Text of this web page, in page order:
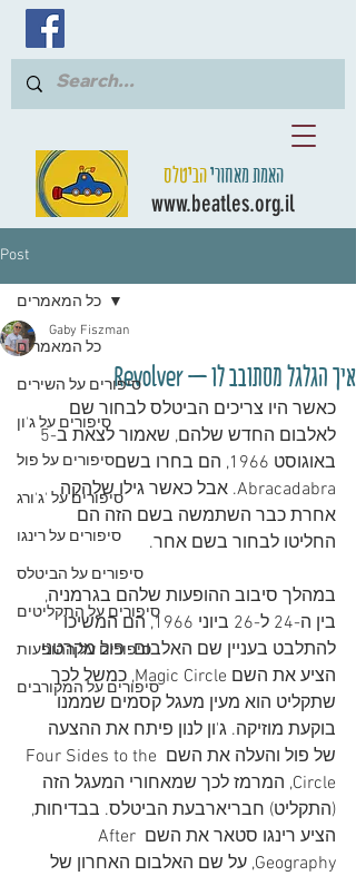
האמת מאחוריהביטלס
www.beatles.org.il
Post
כל המאמרים
סיפורים על השירים
סיפורים על ג'ון
סיפורים על פול
סיפורים על 'ג'ורג
סיפורים על רינגו
סיפורים על הביטלס
סיפורים על התקליטים
סיפורים על ההופעות
סיפורים על המקורבים
כל המאמרים
איך הגלגל מסתובב לו – Revolver
Gaby Fiszman
כאשר היו צריכים הביטלס לבחור שם
באוגוסט 1966, הם בחרו בשם
Abracadabra. אבל כאשר גילו שלהקה
אחרת כבר השתמשה בשם הזה הם
החליטו לבחור בשם אחר.
במהלך סיבוב ההופעות שלהם בגרמניה,
בין ה-24 ל-26 ביוני 1966, הם המשיכו
להתלבט בעניין שם האלבום. פול מקרטני
הציע את השם Magic Circle, כמשל לכך
שתקליט הוא מעין מעגל קסמים שממנו
בוקעת מוזיקה. ג'ון לנון פיתח את ההצעה
של פול והעלה את השם Four Sides to the
Circle, המרמז לכך שמאחורי המעגל הזה
(התקליט) חבריארבעת הביטלס. בבדיחות,
הציע רינגו סטאר את השם After
Geography, על שם האלבום האחרון של